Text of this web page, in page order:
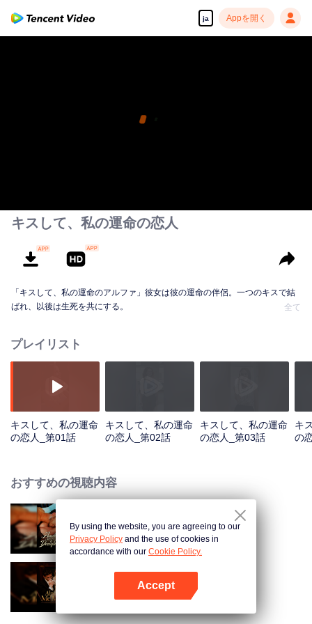
ja Appを開く
キスして、私の運命の恋人
「キスして、私の運命のアルファ」彼女は彼の運命の伴侶。一つのキスで結
ばれ、以後は生死を共にする。
全て
プレイリスト
キスして、私の運命
の恋人_第01話
キスして、私の運命
の恋人_第02話
キスして、私の運命
の恋人_第03話
キ
の
おすすめの視聴内容
行方不明の妻に縛られて
旦那様、私を愛してください
By using the website, you are agreeing to our
Privacy Policy and the use of cookies in
accordance with our Cookie Policy.
Accept